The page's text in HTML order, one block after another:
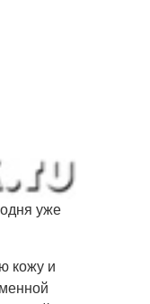
уже
кожу и